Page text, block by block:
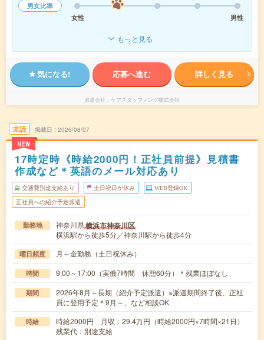
男女比率
女性
男性
もっと見る
気になる! 応募へ進む 詳しく見る
派遣会社 ケアスタッフィング株式会社
未読
NEW
掲載日 2026/08/07
17時定時《時給2000円！正社員前提》見積書
作成など＊英語のメール対応あり
交通費別途支給あり 土日祝日が休み WEB登録OK
正社員への紹介予定派遣
勤務地 神奈川県横浜市神奈川区
横浜駅から徒歩5分／神奈川駅から徒歩4分
曜日頻度 月～金勤務（土日祝休み）
時間 9:00～17:00（実働7時間 休憩60分）＊残業ほぼなし
期間
2026年8月～長期（紹介予定派遣）※派遣期間終了後、正社
員に登用予定＊9月～、など相談OK
時給
時給2000円 月収：29.4万円（時給2000円×7時間×21日）
残業代：別途支給